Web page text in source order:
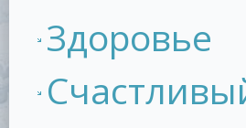
Здоровье